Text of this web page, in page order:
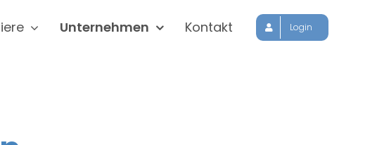
Unternehmen Kontakt Login